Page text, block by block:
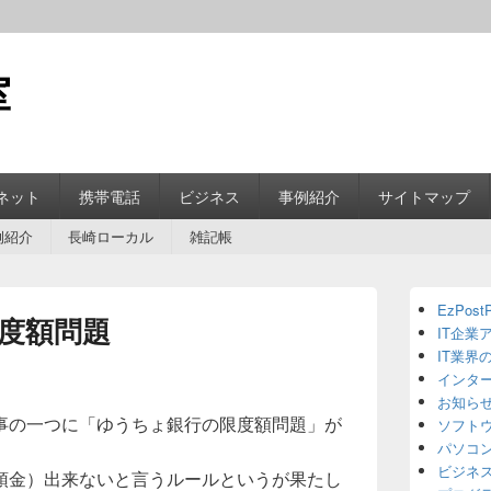
ット 携帯電話 ビジネス 事例紹介 サイトマップ
介 長崎ローカル 雑記帳
額問題
一つに「ゆうちょ銀行の限度額問題」が
）出来ないと言うルールというが果たし
Sidebar
Widget
Area
IT企業
IT業界
インタ
お知ら
ソフト
パソコ
ビジネ